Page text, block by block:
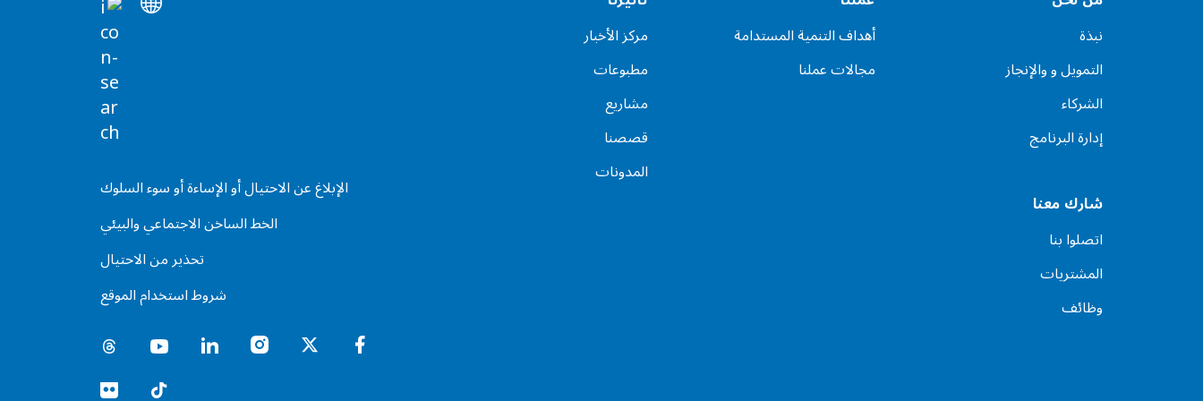
نبذة
التمويل و والإنجاز
الشركاء
إدارة البرنامج
أهداف التنمية المستدامة
مجالات عملنا
مركز الأخبار
مطبوعات
مشاريع
قصصنا
المدونات
شارك معنا
اتصلوا بنا
المشتريات
وظائف
الإبلاغ عن الاحتيال أو الإساءة أو سوء السلوك
الخط الساخن الاجتماعي والبيئي
تحذير من الاحتيال
شروط استخدام الموقع